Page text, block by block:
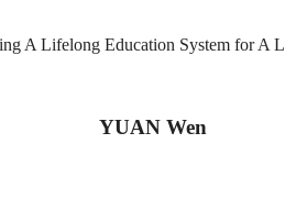
A Lifelong Education System for A
YUAN Wen